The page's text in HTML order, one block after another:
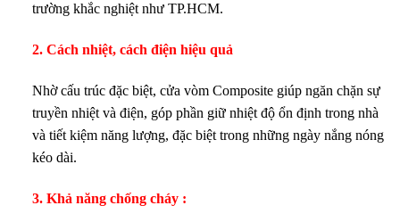
trường khắc nghiệt như TP.HCM.
2. Cách nhiệt, cách điện hiệu quả
Nhờ cấu trúc đặc biệt, cửa vòm Composite giúp ngăn chặn sự
truyền nhiệt và điện, góp phần giữ nhiệt độ ổn định trong nhà
và tiết kiệm năng lượng, đặc biệt trong những ngày nắng nóng
kéo dài.
3. Khả năng chống cháy :